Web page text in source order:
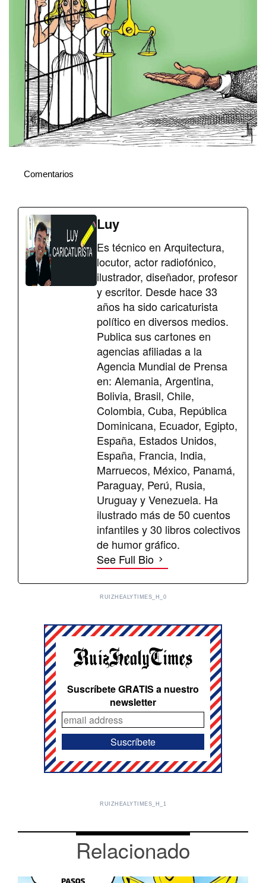
Comentarios
Luy
Es técnico en Arquitectura,
locutor, actor radiofónico,
ilustrador, diseñador, profesor
y escritor. Desde hace 33
años ha sido caricaturista
político en diversos medios.
Publica sus cartones en
agencias afiliadas a la
Agencia Mundial de Prensa
en: Alemania, Argentina,
Bolivia, Brasil, Chile,
Colombia, Cuba, República
Dominicana, Ecuador, Egipto,
España, Estados Unidos,
España, Francia, India,
Marruecos, México, Panamá,
Paraguay, Perú, Rusia,
Uruguay y Venezuela. Ha
ilustrado más de 50 cuentos
infantiles y 30 libros colectivos
de humor gráfico.
See Full Bio
RUIZHEALYTIMES_H_0
Suscríbete GRATIS a nuestro
newsletter
RUIZHEALYTIMES_H_1
Relacionado